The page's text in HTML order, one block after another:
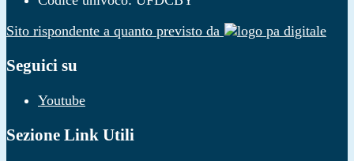
Sito rispondente a quanto previsto da
Seguici su
Youtube
Sezione Link Utili